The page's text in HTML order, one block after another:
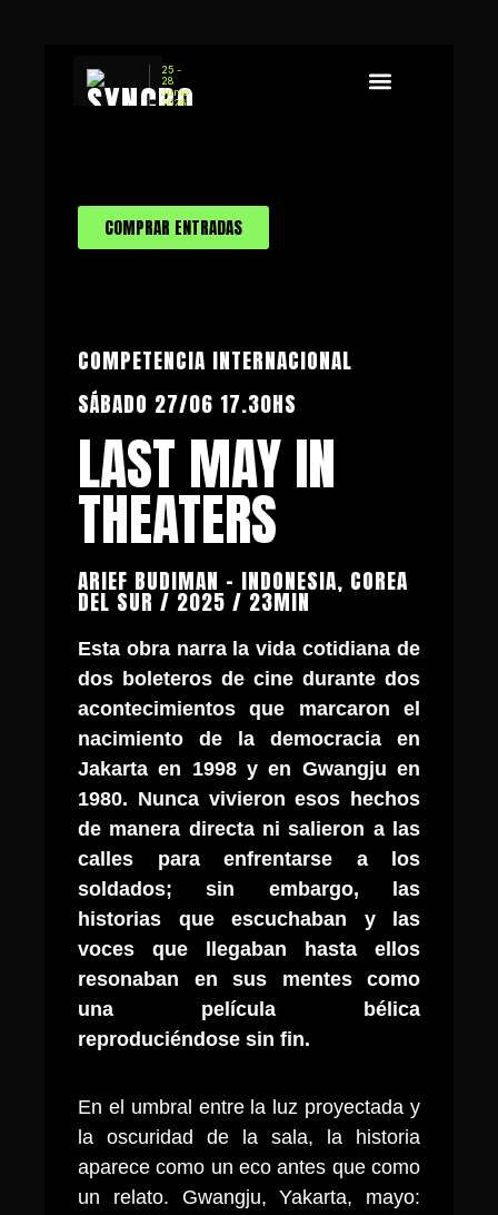
25 -
28
Junio
2026
COMPRAR ENTRADAS
COMPETENCIA INTERNACIONAL
SÁBADO 27/06 17.30HS
LAST MAY IN
THEATERS
ARIEF BUDIMAN - INDONESIA, COREA
DEL SUR / 2025 / 23MIN
Esta obra narra la vida cotidiana de
dos boleteros de cine durante dos
acontecimientos que marcaron el
nacimiento de la democracia en
Jakarta en 1998 y en Gwangju en
1980. Nunca vivieron esos hechos
de manera directa ni salieron a las
calles para enfrentarse a los
soldados; sin embargo, las
historias que escuchaban y las
voces que llegaban hasta ellos
resonaban en sus mentes como
una película bélica
reproduciéndose sin fin.
En el umbral entre la luz proyectada y
la oscuridad de la sala, la historia
aparece como un eco antes que como
un relato. Gwangju, Yakarta, mayo: